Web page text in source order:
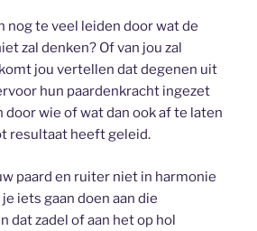
nog te veel leiden door wat de
zal denken? Of van jou zal
jou vertellen dat degenen uit
hun paardenkracht ingezet
door wie of wat dan ook af te laten
resultaat heeft geleid.
paard en ruiter niet in harmonie
iets gaan doen aan die
dat zadel of aan het op hol